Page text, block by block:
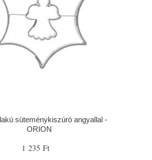
süteménykiszúró angyallal -
ORION
1 235 Ft